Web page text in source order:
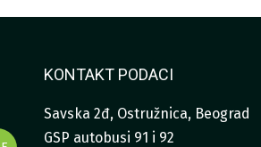
KONTAKT PODACI
Savska 2đ, Ostružnica, Beograd
GSP autobusi 91 i 92